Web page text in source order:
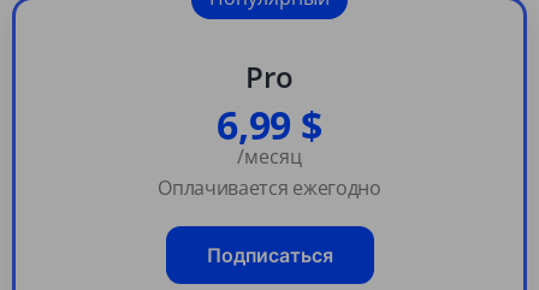
Pro
6,99 $
/месяц
Оплачивается ежегодно
Подписаться